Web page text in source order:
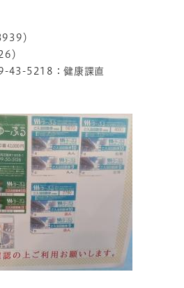
）
）
43-5218：健康課直